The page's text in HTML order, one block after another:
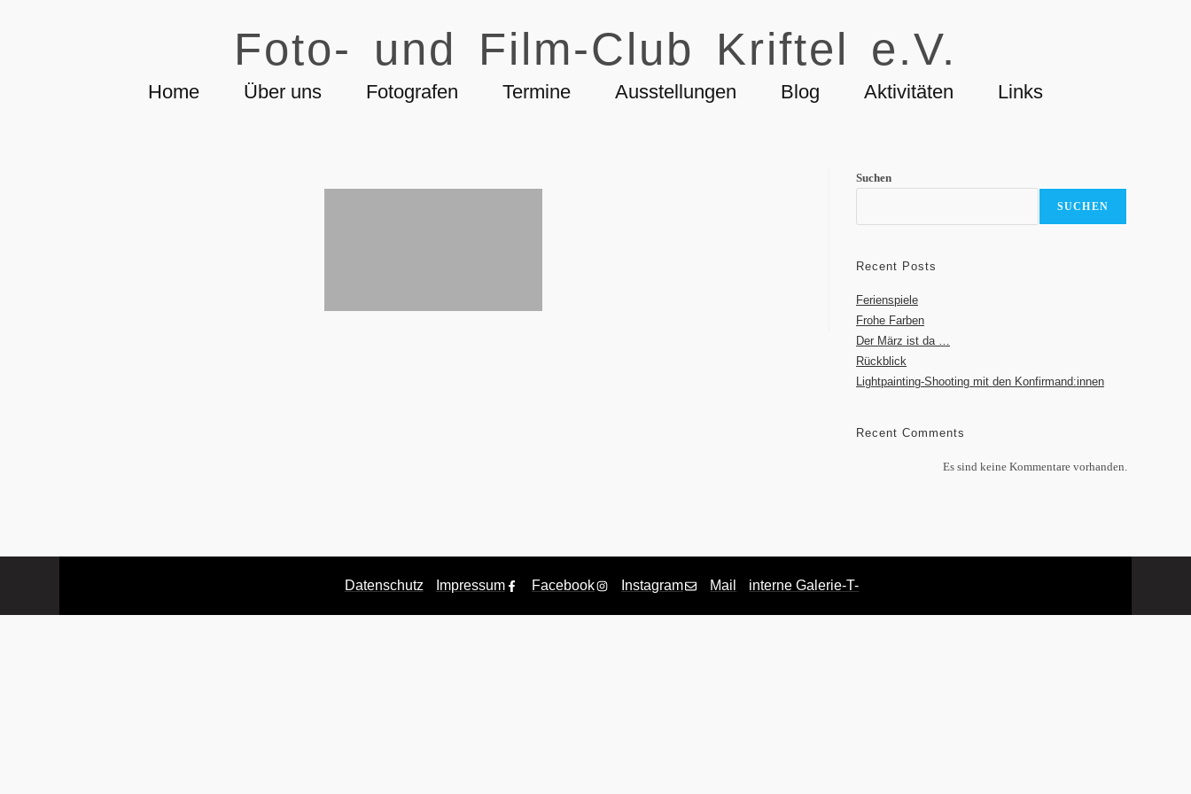
Foto- und Film-Club Kriftel e.V.
Home Über uns Fotografen Termine Ausstellungen Blog Aktivitäten Links
Suchen
SUCHEN
Recent Posts
Ferienspiele
Frohe Farben
Der März ist da …
Rückblick
Lightpainting-Shooting mit den Konfirmand:innen
Recent Comments
Es sind keine Kommentare vorhanden.
Datenschutz Impressum Facebook Instagram Mail interne Galerie-T-